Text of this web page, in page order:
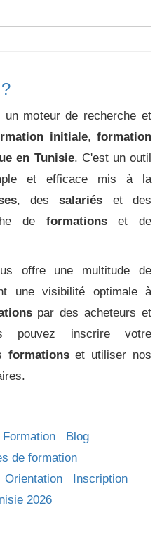
un moteur de recherche et
initiale,formation
en Tunisie. C'est un outil
et efficace mis à la
, dessalariés et des
de formationset de
offre une multitude de
une visibilité optimale à
par des acheteurs et
pouvez inscrire votre
formationset utiliser nos
Blog
de formation
Orientation
Inscription
2026